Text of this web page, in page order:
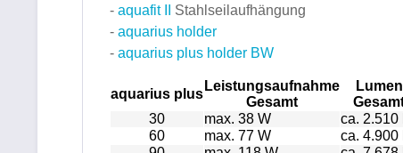
- aquafit II
Stahlseilaufhängung
- aquarius holder
- aquarius plus holder BW
aquarius plus
Leistungsaufnahme
Gesamt
Lumen
30
max. 38 W
ca. 2.510
60
max. 77 W
ca. 4.900